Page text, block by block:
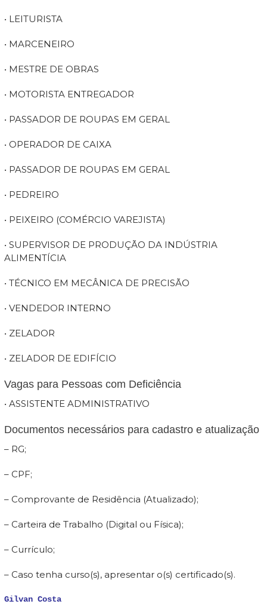
• LEITURISTA
• MARCENEIRO
• MESTRE DE OBRAS
• MOTORISTA ENTREGADOR
• PASSADOR DE ROUPAS EM GERAL
• OPERADOR DE CAIXA
• PASSADOR DE ROUPAS EM GERAL
• PEDREIRO
• PEIXEIRO (COMÉRCIO VAREJISTA)
• SUPERVISOR DE PRODUÇÃO DA INDÚSTRIA
ALIMENTÍCIA
• TÉCNICO EM MECÂNICA DE PRECISÃO
• VENDEDOR INTERNO
• ZELADOR
• ZELADOR DE EDIFÍCIO
Vagas para Pessoas com Deficiência
• ASSISTENTE ADMINISTRATIVO
Documentos necessários para cadastro e atualização
– RG;
– CPF;
– Comprovante de Residência (Atualizado);
– Carteira de Trabalho (Digital ou Física);
– Currículo;
– Caso tenha curso(s), apresentar o(s) certificado(s).
Gilvan Costa